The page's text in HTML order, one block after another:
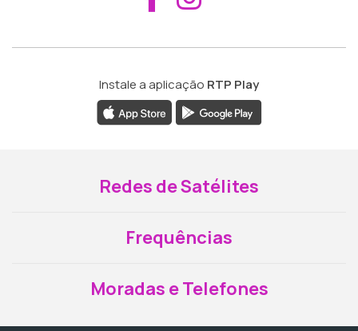
Instale a aplicação RTP Play
Redes de Satélites
Frequências
Moradas e Telefones